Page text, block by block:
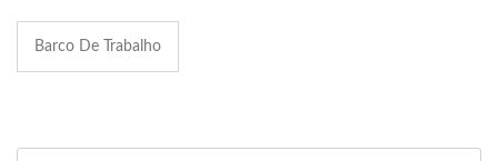
Barco De Trabalho